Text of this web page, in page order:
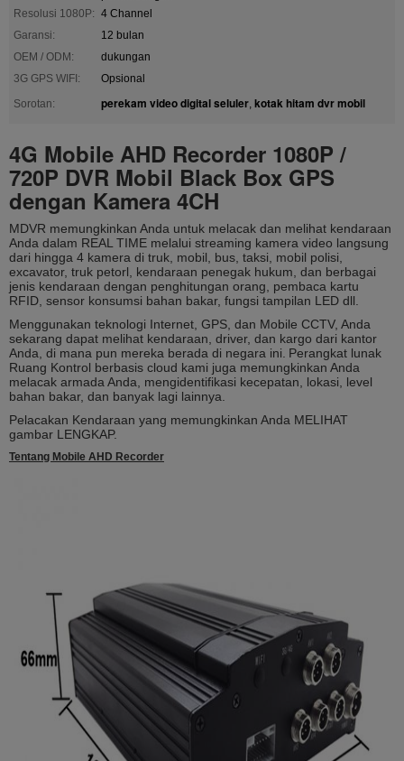
Resolusi 1080P: 4 Channel
Garansi:
12 bulan
OEM / ODM:
dukungan
3G GPS WIFI:
Opsional
Sorotan:
perekam video digital seluler, kotak hitam dvr mobil
4G Mobile AHD Recorder 1080P /
720P DVR Mobil Black Box GPS
dengan Kamera 4CH
MDVR memungkinkan Anda untuk melacak dan melihat kendaraan
Anda dalam REAL TIME melalui streaming kamera video langsung
dari hingga 4 kamera di truk, mobil, bus, taksi, mobil polisi,
excavator, truk petorl, kendaraan penegak hukum, dan berbagai
jenis kendaraan dengan penghitungan orang, pembaca kartu
RFID, sensor konsumsi bahan bakar, fungsi tampilan LED dll.
Menggunakan teknologi Internet, GPS, dan Mobile CCTV, Anda
sekarang dapat melihat kendaraan, driver, dan kargo dari kantor
Anda, di mana pun mereka berada di negara ini. Perangkat lunak
Ruang Kontrol berbasis cloud kami juga memungkinkan Anda
melacak armada Anda, mengidentifikasi kecepatan, lokasi, level
bahan bakar, dan banyak lagi lainnya.
Pelacakan Kendaraan yang memungkinkan Anda MELIHAT
gambar LENGKAP.
Tentang Mobile AHD Recorder